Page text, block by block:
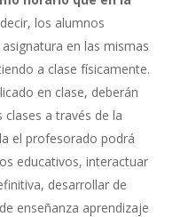
los alumnos
en las mismas
a clase físicamente.
en clase, deberán
clases a través de la
el profesorado podrá
educativos, interactuar
desarrollar de
enseñanza aprendizaje